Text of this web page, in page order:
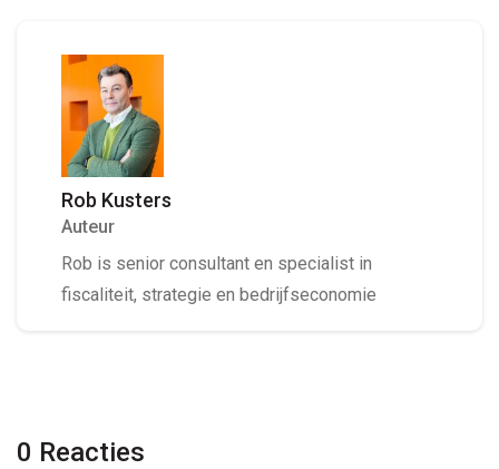
Rob Kusters
Auteur
Rob is senior consultant en specialist in
fiscaliteit, strategie en bedrijfseconomie
0 Reacties